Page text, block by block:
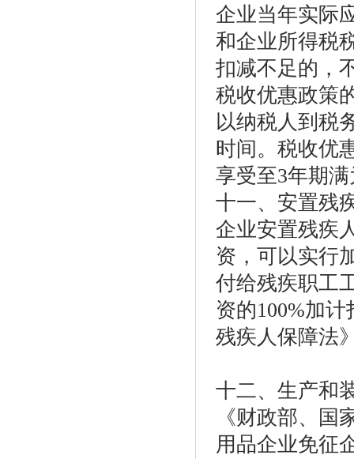
企业当年实际
和企业所得税
扣减不足的，
税收优惠政策
以纳税人到税
时间。税收优
享受至3年期
十一、安置残
企业安置残疾
资，可以实行
付给残疾职工
资的100%加
残疾人保障法
十二、生产和
《财政部、
用品企业免征